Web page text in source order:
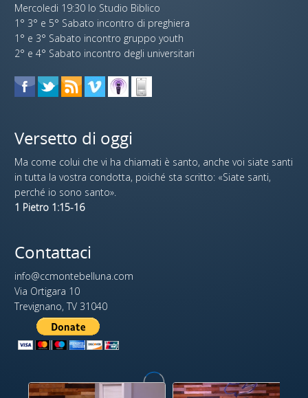
Mercoledi 19:30 lo Studio Biblico
1° 3° e 5° Sabato incontro di preghiera
1° e 3° Sabato incontro gruppo youth
2° e 4° Sabato incontro degli universitari
Versetto di oggi
Ma come colui che vi ha chiamati è santo, anche voi siate santi
in tutta la vostra condotta, poiché sta scritto: «Siate santi,
perché io sono santo».
1 Pietro 1:15-16
Contattaci
info@ccmontebelluna.com
Via Ortigara 10
Trevignano, TV 31040